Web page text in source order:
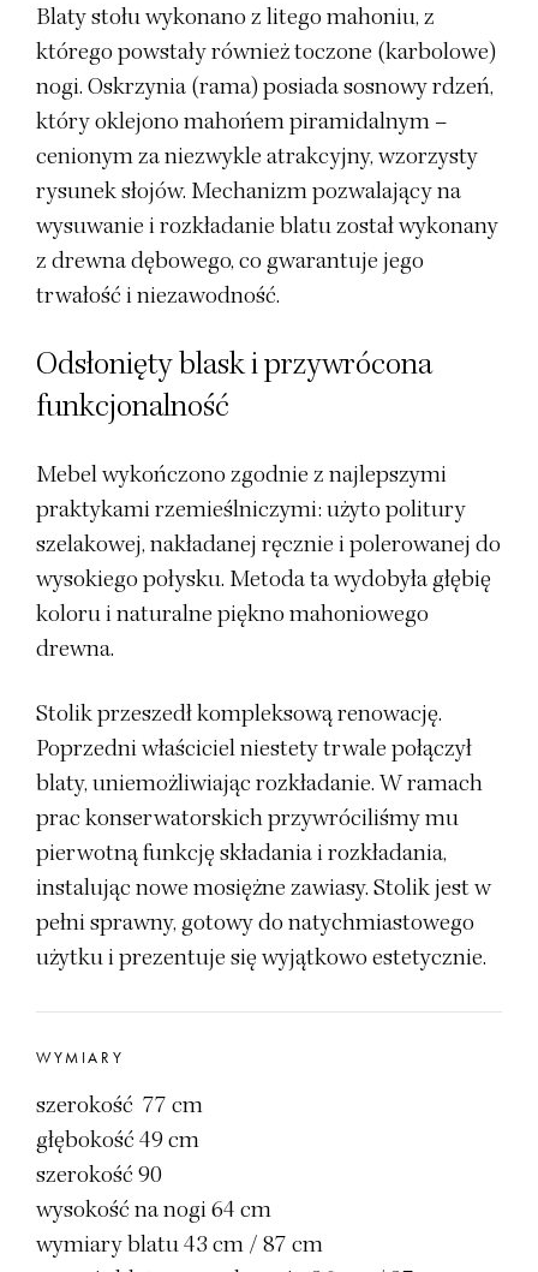
Blaty stołu wykonano z litego mahoniu, z
którego powstały również toczone (karbolowe)
nogi. Oskrzynia (rama) posiada sosnowy rdzeń,
który oklejono mahońem piramidalnym –
cenionym za niezwykle atrakcyjny, wzorzysty
rysunek słojów. Mechanizm pozwalający na
wysuwanie i rozkładanie blatu został wykonany
z drewna dębowego, co gwarantuje jego
trwałość i niezawodność.
Odsłonięty blask i przywrócona
funkcjonalność
Mebel wykończono zgodnie z najlepszymi
praktykami rzemieślniczymi: użyto politury
szelakowej, nakładanej ręcznie i polerowanej do
wysokiego połysku. Metoda ta wydobyła głębię
koloru i naturalne piękno mahoniowego
drewna.
Stolik przeszedł kompleksową renowację.
Poprzedni właściciel niestety trwale połączył
blaty, uniemożliwiając rozkładanie. W ramach
prac konserwatorskich przywróciliśmy mu
pierwotną funkcję składania i rozkładania,
instalując nowe mosiężne zawiasy. Stolik jest w
pełni sprawny, gotowy do natychmiastowego
użytku i prezentuje się wyjątkowo estetycznie.
WYMIARY
szerokość 77 cm
głębokość 49 cm
szerokość 90
wysokość na nogi 64 cm
wymiary blatu 43 cm / 87 cm